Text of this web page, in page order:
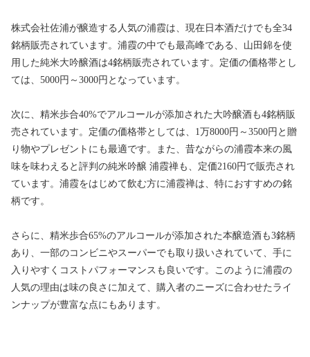
株式会社佐浦が醸造する人気の浦霞は、現在日本酒だけでも全34
銘柄販売されています。浦霞の中でも最高峰である、山田錦を使
用した純米大吟醸酒は4銘柄販売されています。定価の価格帯とし
ては、5000円～3000円となっています。
次に、精米歩合40%でアルコールが添加された大吟醸酒も4銘柄販
売されています。定価の価格帯としては、1万8000円～3500円と贈
り物やプレゼントにも最適です。また、昔ながらの浦霞本来の風
味を味わえると評判の純米吟醸 浦霞禅も、定価2160円で販売され
ています。浦霞をはじめて飲む方に浦霞禅は、特におすすめの銘
柄です。
さらに、精米歩合65%のアルコールが添加された本醸造酒も3銘柄
あり、一部のコンビニやスーパーでも取り扱いされていて、手に
入りやすくコストパフォーマンスも良いです。このように浦霞の
人気の理由は味の良さに加えて、購入者のニーズに合わせたライ
ンナップが豊富な点にもあります。